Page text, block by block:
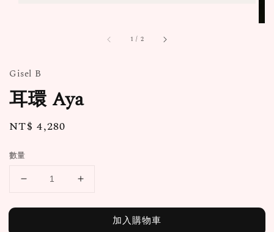
1 / 2
Gisel B
耳環 Aya
Regular
NT$ 4,280
數量
加入購物車